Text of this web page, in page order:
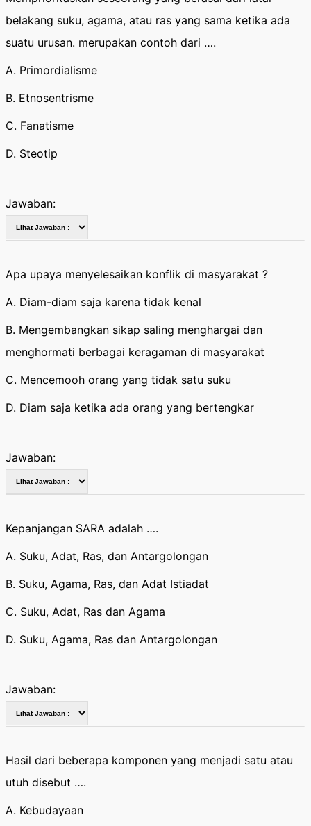
belakang suku, agama, atau ras yang sama ketika ada
suatu urusan. merupakan contoh dari ….
A. Primordialisme
B. Etnosentrisme
C. Fanatisme
D. Steotip
Jawaban:
Apa upaya menyelesaikan konflik di masyarakat ?
A. Diam-diam saja karena tidak kenal
B. Mengembangkan sikap saling menghargai dan
menghormati berbagai keragaman di masyarakat
C. Mencemooh orang yang tidak satu suku
D. Diam saja ketika ada orang yang bertengkar
Jawaban:
Kepanjangan SARA adalah ….
A. Suku, Adat, Ras, dan Antargolongan
B. Suku, Agama, Ras, dan Adat Istiadat
C. Suku, Adat, Ras dan Agama
D. Suku, Agama, Ras dan Antargolongan
Jawaban:
Hasil dari beberapa komponen yang menjadi satu atau
utuh disebut ….
A. Kebudayaan